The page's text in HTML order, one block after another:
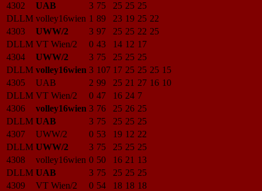
4302
UAB 3 75 25 25 25
DLLM volley16wien 1 89 23 19 25 22
4303
UWW/2 3 97 25 25 22 25
DLLM VT Wien/2 0 43 14 12 17
4304
UWW/2 3 75 25 25 25
DLLM volley16wien 3 107 17 25 25 25 15
4305
UAB 2 99 25 21 27 16 10
DLLM VT Wien/2 0 47 16 24 7
4306
volley16wien 3 76 25 26 25
DLLM UAB 3 75 25 25 25
4307
UWW/2 0 53 19 12 22
DLLM UWW/2 3 75 25 25 25
4308
volley16wien 0 50 16 21 13
DLLM UAB 3 75 25 25 25
4309
VT Wien/2 0 54 18 18 18